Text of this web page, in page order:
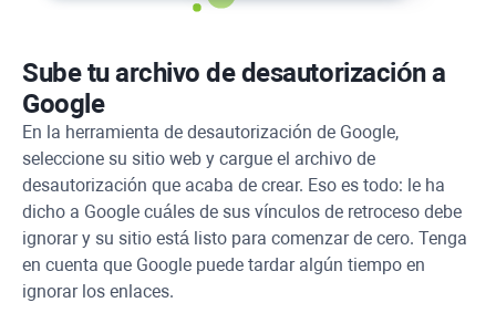
Sube tu archivo de desautorización a
Google
En la herramienta de desautorización de Google,
seleccione su sitio web y cargue el archivo de
desautorización que acaba de crear. Eso es todo: le ha
dicho a Google cuáles de sus vínculos de retroceso debe
ignorar y su sitio está listo para comenzar de cero. Tenga
en cuenta que Google puede tardar algún tiempo en
ignorar los enlaces.